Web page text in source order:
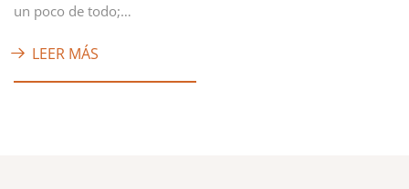
un poco de todo;…
LEER MÁS